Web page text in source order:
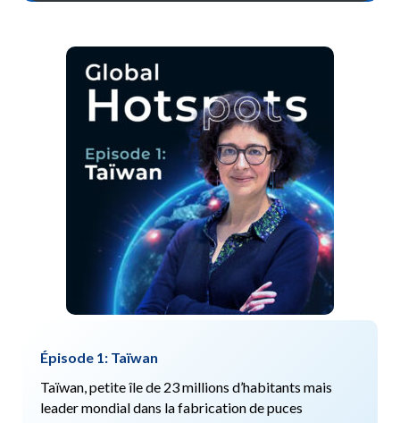
Épisode 1: Taïwan
Taïwan, petite île de 23 millions d’habitants mais
leader mondial dans la fabrication de puces